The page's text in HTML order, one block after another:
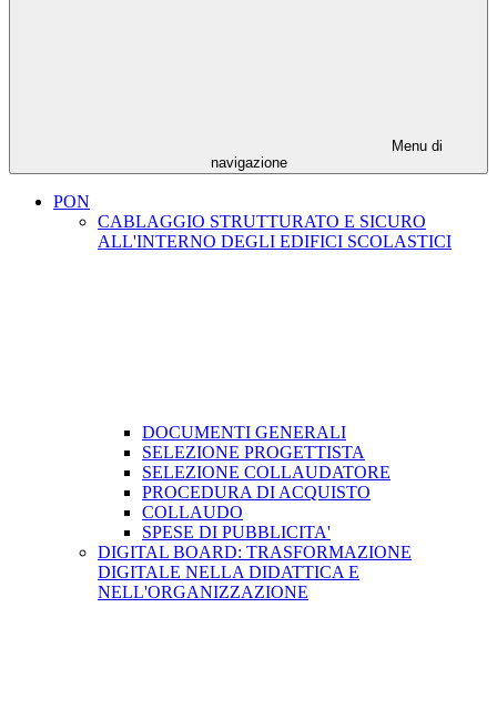
Menu di
navigazione
PON
CABLAGGIO STRUTTURATO E SICURO
ALL'INTERNO DEGLI EDIFICI SCOLASTICI
DOCUMENTI GENERALI
SELEZIONE PROGETTISTA
SELEZIONE COLLAUDATORE
PROCEDURA DI ACQUISTO
COLLAUDO
SPESE DI PUBBLICITA'
DIGITAL BOARD: TRASFORMAZIONE
DIGITALE NELLA DIDATTICA E
NELL'ORGANIZZAZIONE